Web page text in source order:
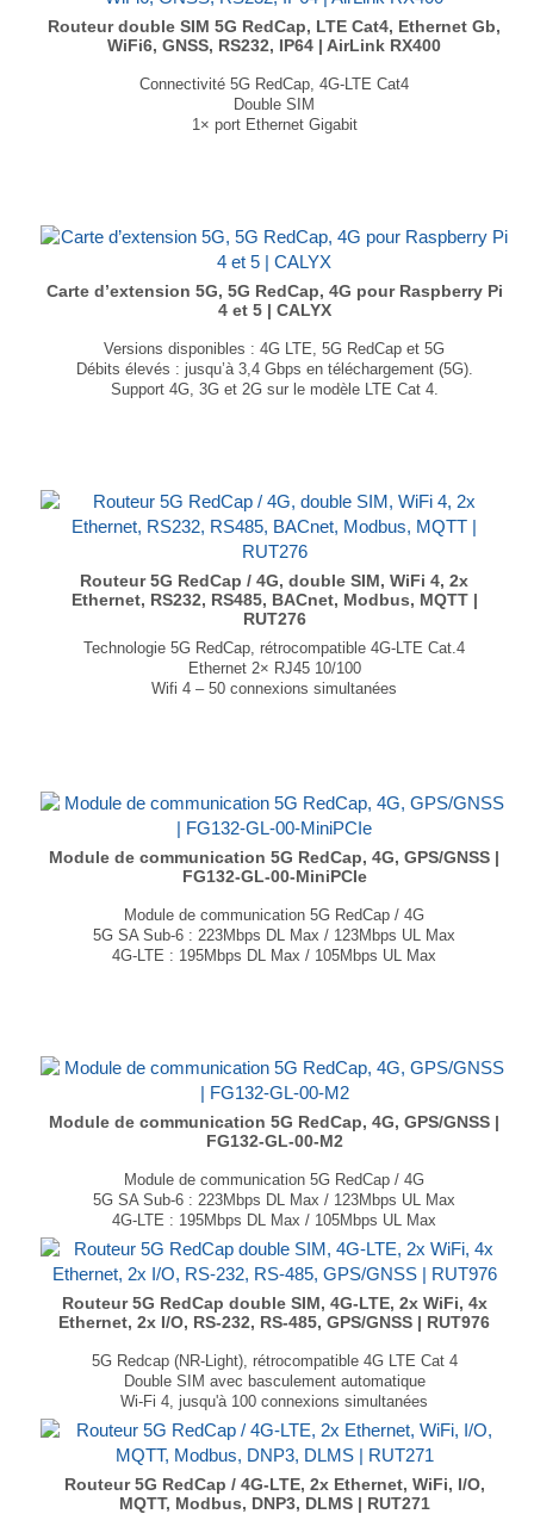
Routeur double SIM 5G RedCap, LTE Cat4, Ethernet Gb,
WiFi6, GNSS, RS232, IP64 | AirLink RX400
Connectivité 5G RedCap, 4G-LTE Cat4
Double SIM
1× port Ethernet Gigabit
...
Carte d’extension 5G, 5G RedCap, 4G pour Raspberry Pi
4 et 5 | CALYX
Versions disponibles : 4G LTE, 5G RedCap et 5G
Débits élevés : jusqu’à 3,4 Gbps en téléchargement (5G).
Support 4G, 3G et 2G sur le modèle LTE Cat 4.
Poids : 57g
Routeur 5G RedCap / 4G, double SIM, WiFi 4, 2x
Ethernet, RS232, RS485, BACnet, Modbus, MQTT |
RUT276
Technologie 5G RedCap, rétrocompatible 4G-LTE Cat.4
Ethernet 2× RJ45 10/100
Wifi 4 – 50 connexions simultanées
...
Module de communication 5G RedCap, 4G, GPS/GNSS |
FG132-GL-00-MiniPCIe
Module de communication 5G RedCap / 4G
5G SA Sub-6 : 223Mbps DL Max / 123Mbps UL Max
4G-LTE : 195Mbps DL Max / 105Mbps UL Max
Module de communication 5G RedCap, 4G, GPS/GNSS |
FG132-GL-00-M2
Module de communication 5G RedCap / 4G
5G SA Sub-6 : 223Mbps DL Max / 123Mbps UL Max
4G-LTE : 195Mbps DL Max / 105Mbps UL Max
Récepteur GNSS intégré (en option)
Format M.2
Dimensions : 30 × 52 × 3.1mm
...Routeur 5G RedCap double SIM, 4G-LTE, 2x WiFi, 4x
Ethernet, 2x I/O, RS-232, RS-485, GPS/GNSS | RUT976
5G Redcap (NR-Light), rétrocompatible 4G LTE Cat 4
Double SIM avec basculement automatique
Wi-Fi 4, jusqu'à 100 connexions simultanées
Interfaces série (RS232 et RS485), MQTT, BACnet, OPC UA
4 ports RJ45 Fast Ethernet avec fonctionnalité VLAN
Dimensions : 110 × 50 × 100mm
Poids : 295g
Routeur 5G RedCap / 4G-LTE, 2x Ethernet, WiFi, I/O,
MQTT, Modbus, DNP3, DLMS | RUT271